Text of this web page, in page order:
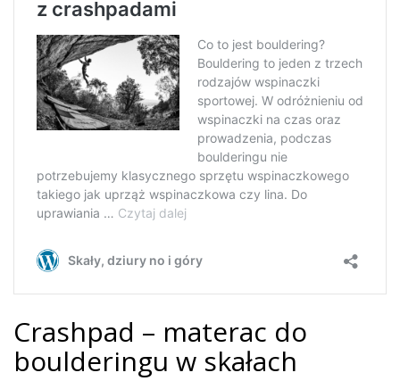
Crashpad – materac do
boulderingu w skałach